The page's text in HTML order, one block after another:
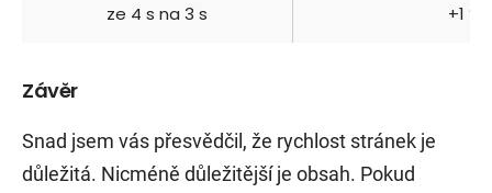
ze 4 s na 3 s +1 %
Závěr
Snad jsem vás přesvědčil, že rychlost stránek je
důležitá. Nicméně důležitější je obsah. Pokud